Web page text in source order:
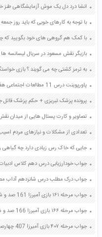
انشا درد دل یک موش آزمایشگاهی طنز خنده دار
بازیگر نقش مسعود در سریال لیسانسه
به ترمز کشتی چه می گویند ؟ بازی
پاورپوینت درس 11 مطالعات اجتماعی هفتم
پرونده پزشک تبریزی + حکم پزشک قاتل
تصاویر و کارت پستال هایی از میدان نقش جهان
تعدادی از مشکلات و نیازهای مردم اسیب دیده صفحه 22
جایی که خاک رس زیادی دارد چه گیاهی رشد
جواب خودارزیابی درس دهم کلاس ادبیات صفحه 93
جواب درک مطلب درس شانزدهم آداب مطالعه صفحه
جواب مرحله ۱۶۱ بازی آمیرزا 161 صد و شصت و یک پاسخ
جواب مرحله ۱۶۶ بازی آمیرزا 166 صد و شصت و شش پاسخ
جواب مرحله ۴۰۷ بازی آمیرزا 407 چهارصد و هفت پاسخ